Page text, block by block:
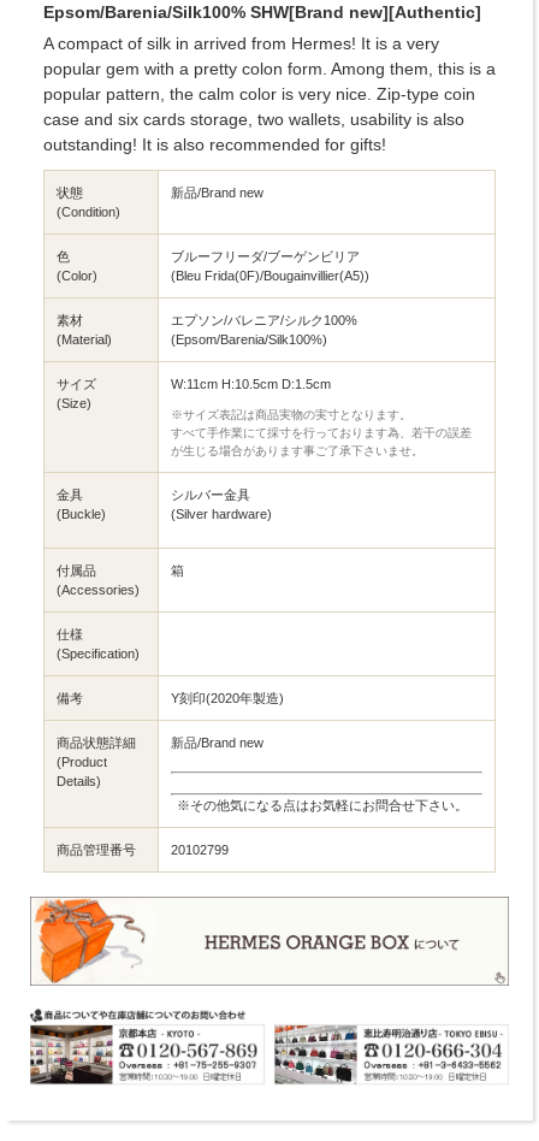
Epsom/Barenia/Silk100% SHW[Brand new][Authentic]
A compact of silk in arrived from Hermes! It is a very
popular gem with a pretty colon form. Among them, this is a
popular pattern, the calm color is very nice. Zip-type coin
case and six cards storage, two wallets, usability is also
outstanding! It is also recommended for gifts!
状態
(Condition)
新品/Brand new
色
(Color)
ブルーフリーダ/ブーゲンビリア
(Bleu Frida(0F)/Bougainvillier(A5))
素材
(Material)
エプソン/バレニア/シルク100%
(Epsom/Barenia/Silk100%)
サイズ
(Size)
W:11cm H:10.5cm D:1.5cm
※サイズ表記は商品実物の実寸となります。
すべて手作業にて採寸を行っております為、若干の誤差
が生じる場合があります事ご了承下さいませ。
金具
(Buckle)
シルバー金具
(Silver hardware)
付属品
(Accessories)
箱
仕様
(Specification)
備考 Y刻印(2020年製造)
商品状態詳細
(Product
Details)
新品/Brand new
※その他気になる点はお気軽にお問合せ下さい。
商品管理番号 20102799